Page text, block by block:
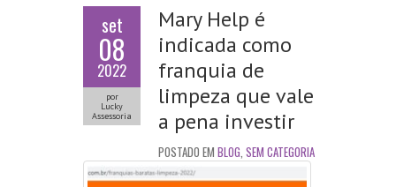
set
08
2022
por
Lucky
Assessoria
Mary Help é
indicada como
franquia de
limpeza que vale
a pena investir
POSTADO EM BLOG, SEM CATEGORIA